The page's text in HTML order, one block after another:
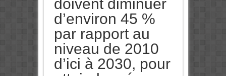
doivent diminuer
d’environ 45 %
par rapport au
niveau de 2010
d’ici à 2030, pour